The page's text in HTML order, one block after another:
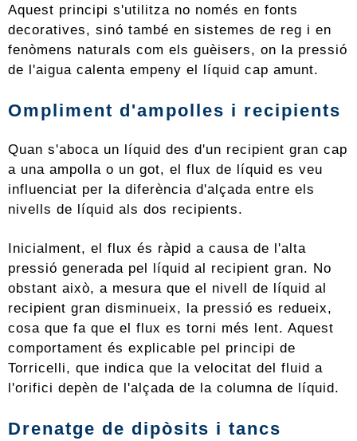
Aquest principi s'utilitza no només en fonts
decoratives, sinó també en sistemes de reg i en
fenòmens naturals com els guèisers, on la pressió
de l'aigua calenta empeny el líquid cap amunt.
Ompliment d'ampolles i recipients
Quan s'aboca un líquid des d'un recipient gran cap
a una ampolla o un got, el flux de líquid es veu
influenciat per la diferència d'alçada entre els
nivells de líquid als dos recipients.
Inicialment, el flux és ràpid a causa de l'alta
pressió generada pel líquid al recipient gran. No
obstant això, a mesura que el nivell de líquid al
recipient gran disminueix, la pressió es redueix,
cosa que fa que el flux es torni més lent. Aquest
comportament és explicable pel principi de
Torricelli, que indica que la velocitat del fluid a
l'orifici depèn de l'alçada de la columna de líquid.
Drenatge de dipòsits i tancs